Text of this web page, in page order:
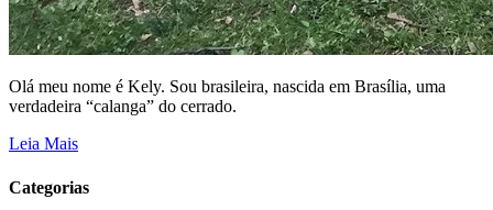
Olá meu nome é Kely. Sou brasileira, nascida em Brasília, uma
verdadeira “calanga” do cerrado.
Leia Mais
Categorias